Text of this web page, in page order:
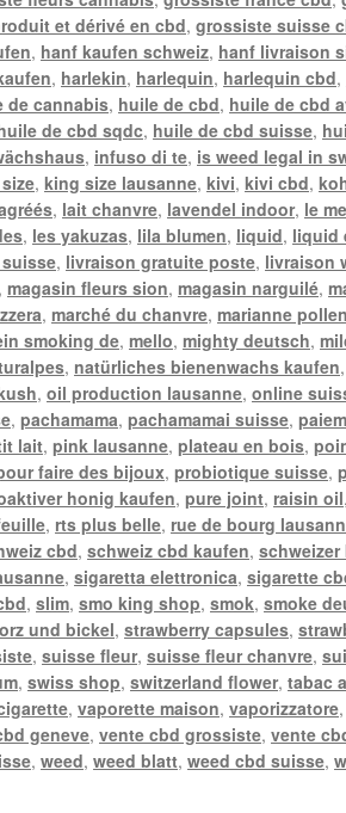
et dérivé en cbd,grossiste suisse
, hanf kaufen schweiz, hanf livraison
, harlekin, harlequin, harlequin cbd,
de cannabis, huile de cbd, huile de cbd
de cbd sqdc, huile de cbd suisse,
, infuso di te, is weed legal in
,king size lausanne,kivi,kivi cbd,
, lait chanvre, lavendel indoor, le
, les yakuzas, lila blumen, liquid, liquid
, livraison gratuite poste, livraison
,magasin fleurs sion,magasin narguilé,
,marché du chanvre,marianne pollen
smoking de,mello,mighty deutsch,
, natürliches bienenwachs kaufen,
,oil production lausanne,online
,pachamama,pachamamai suisse,
lait,pink lausanne,plateau en bois,
faire des bijoux,probiotique suisse,
honig kaufen,pure joint, raisin oil,
, rts plus belle, rue de bourg
cbd,schweiz cbd kaufen,schweizer
,sigaretta elettronica,sigarette
,slim,smo king shop,smok,smoke
und bickel,strawberry capsules,
,suisse fleur,suisse fleur chanvre,
,swiss shop,switzerland flower,tabac
,vaporette maison,vaporizzatore
geneve,vente cbd grossiste,vente
,weed,weed blatt,weed cbd suisse,